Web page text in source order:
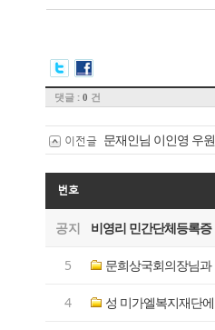
댓글 : 0 건
이전글 문재인님 이인영 우
번호
공지 비영리 민간단체등록증
5 문희상국회의장님과
4 성 미가엘복지재단